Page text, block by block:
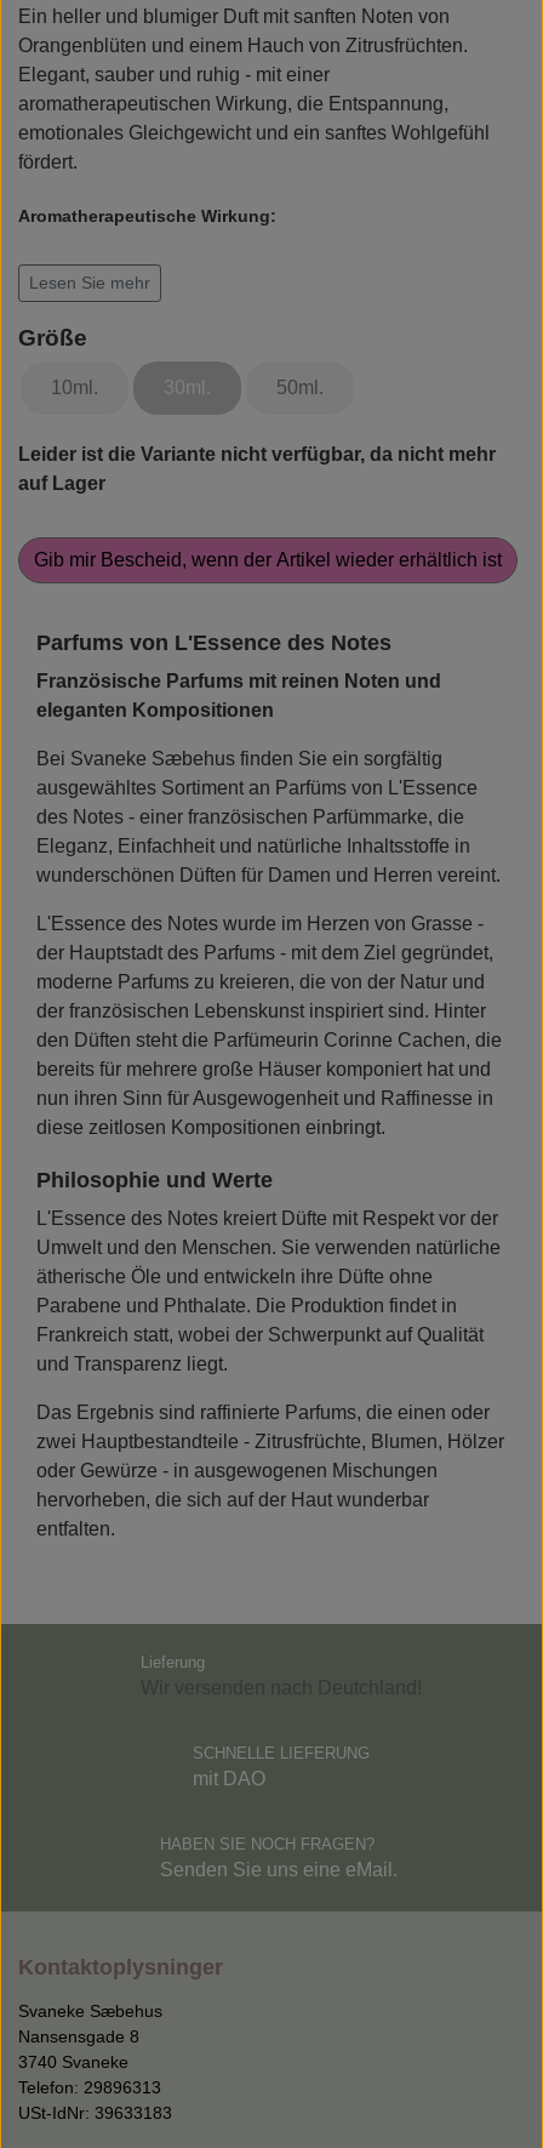
Ein heller und blumiger Duft mit sanften Noten von
Orangenblüten und einem Hauch von Zitrusfrüchten.
Elegant, sauber und ruhig - mit einer
aromatherapeutischen Wirkung, die Entspannung,
emotionales Gleichgewicht und ein sanftes Wohlgefühl
fördert.
Aromatherapeutische Wirkung:
Die Orangenblüte hat eine beruhigende und entspannende
Wirkung - sie ist dafür bekannt, dass sie inneren Frieden
und Nacht.
Lesen Sie mehr
Größe
10ml. 30ml. 50ml.
Leider ist die Variante nicht verfügbar, da nicht mehr
auf Lager
Gib mir Bescheid, wenn der Artikel wieder erhältlich ist
Parfums von L'Essence des Notes
Französische Parfums mit reinen Noten und
eleganten Kompositionen
Bei Svaneke Sæbehus finden Sie ein sorgfältig
ausgewähltes Sortiment an Parfüms von L'Essence
des Notes - einer französischen Parfümmarke, die
Eleganz, Einfachheit und natürliche Inhaltsstoffe in
wunderschönen Düften für Damen und Herren vereint.
L'Essence des Notes wurde im Herzen von Grasse -
der Hauptstadt des Parfums - mit dem Ziel gegründet,
moderne Parfums zu kreieren, die von der Natur und
der französischen Lebenskunst inspiriert sind. Hinter
den Düften steht die Parfümeurin Corinne Cachen, die
bereits für mehrere große Häuser komponiert hat und
nun ihren Sinn für Ausgewogenheit und Raffinesse in
diese zeitlosen Kompositionen einbringt.
Philosophie und Werte
L'Essence des Notes kreiert Düfte mit Respekt vor der
Umwelt und den Menschen. Sie verwenden natürliche
ätherische Öle und entwickeln ihre Düfte ohne
Parabene und Phthalate. Die Produktion findet in
Frankreich statt, wobei der Schwerpunkt auf Qualität
und Transparenz liegt.
Das Ergebnis sind raffinierte Parfums, die einen oder
zwei Hauptbestandteile - Zitrusfrüchte, Blumen, Hölzer
oder Gewürze - in ausgewogenen Mischungen
hervorheben, die sich auf der Haut wunderbar
entfalten.
Lieferung
SCHNELLE LIEFERUNG
mit DAO
HABEN SIE NOCH FRAGEN?
Senden Sie uns eine eMail.
Kontaktoplysninger
Svaneke Sæbehus
Nansensgade 8
3740 Svaneke
Telefon: 29896313
USt-IdNr: 39633183